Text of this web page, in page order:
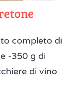
completo di
-350 g di
di vino